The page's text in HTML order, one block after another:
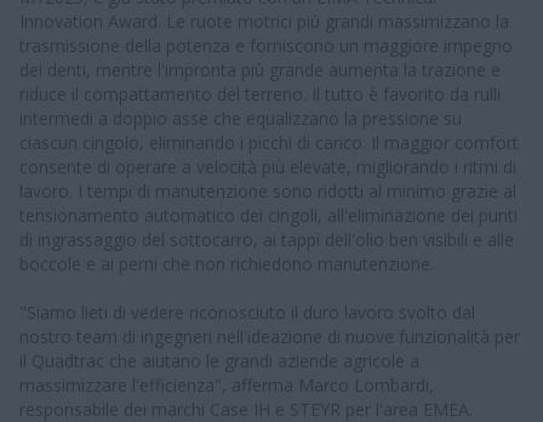
Innovation Award. Le ruote motrici più grandi massimizzano la
trasmissione della potenza e forniscono un maggiore impegno
dei denti, mentre l'impronta più grande aumenta la trazione e
riduce il compattamento del terreno. Il tutto è favorito da rulli
intermedi a doppio asse che equalizzano la pressione su
ciascun cingolo, eliminando i picchi di carico. Il maggior comfort
consente di operare a velocità più elevate, migliorando i ritmi di
lavoro. I tempi di manutenzione sono ridotti al minimo grazie al
tensionamento automatico dei cingoli, all'eliminazione dei punti
di ingrassaggio del sottocarro, ai tappi dell'olio ben visibili e alle
boccole e ai perni che non richiedono manutenzione.
"Siamo lieti di vedere riconosciuto il duro lavoro svolto dal
nostro team di ingegneri nell'ideazione di nuove funzionalità per
il Quadtrac che aiutano le grandi aziende agricole a
massimizzare l'efficienza", afferma Marco Lombardi,
responsabile dei marchi Case IH e STEYR per l'area EMEA.